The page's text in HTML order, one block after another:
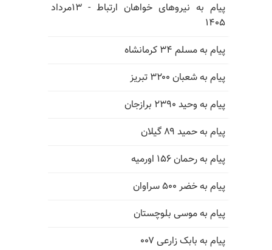
پیام به نیروهای خواهان ارتباط - ۱۳مرداد
۱۴۰۵
پیام به مسلم ۳۴ کرمانشاه
پیام به شعبان ۳۲۰۰ تبریز
پیام به وحید ۲۳۹۰ برازجان
پیام به حمید ۸۹ گیلان
پیام به رحمان ۱۵۶ اورمیه
پیام به خضر ۵۰۰ سراوان
پیام به موسی بلوچستان
پیام به بابک زارعی ۰۰۷